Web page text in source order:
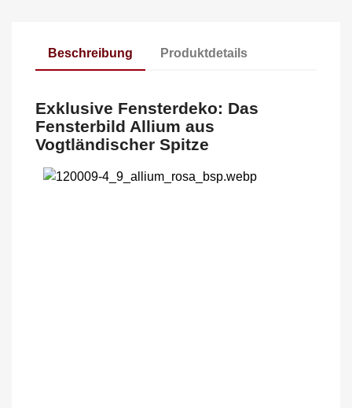
Beschreibung Produktdetails
Exklusive Fensterdeko: Das
Fensterbild Allium aus
Vogtländischer Spitze